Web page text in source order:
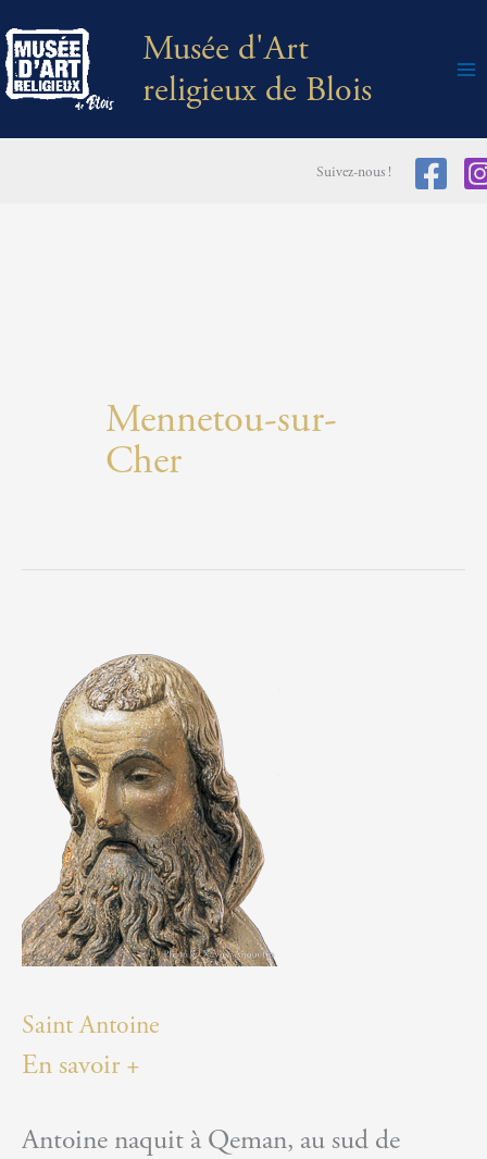
Aller
au
contenu
Musée d'Art
religieux de Blois
Suivez-nous !
Mennetou-sur-
Cher
Saint Antoine
En savoir +
Antoine naquit à Qeman, au sud de